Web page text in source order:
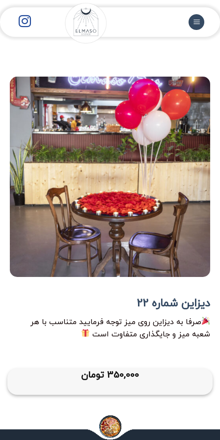
محتوا
دیزاین شماره 22
صرفا به دیزاین روی میز توجه فرمایید متناسب با هر
شعبه میز و جایگذاری متفاوت است
350,000 تومان